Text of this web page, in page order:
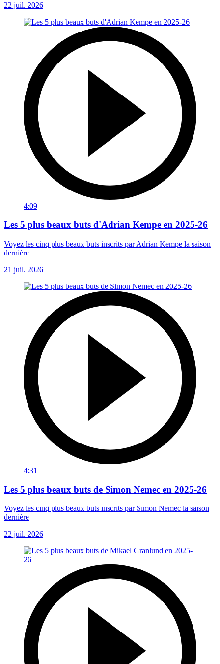
22 juil. 2026
4:09
Les 5 plus beaux buts d'Adrian Kempe en 2025-26
Voyez les cinq plus beaux buts inscrits par Adrian Kempe la saison
dernière
21 juil. 2026
4:31
Les 5 plus beaux buts de Simon Nemec en 2025-26
Voyez les cinq plus beaux buts inscrits par Simon Nemec la saison
dernière
22 juil. 2026